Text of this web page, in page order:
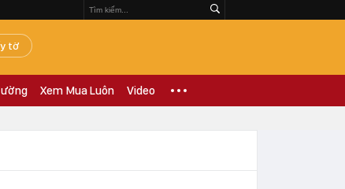
tờ
Xem Mua Luôn Video